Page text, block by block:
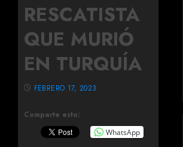
RESCATISTA
QUE MURIÓ
EN TURQUÍA
Comparte esto:
WhatsApp
FEBRERO 17, 2023